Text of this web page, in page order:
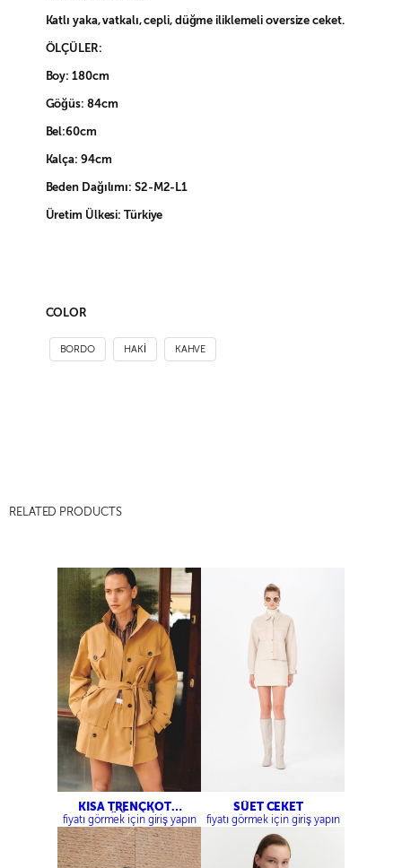
Katlı yaka, vatkalı, cepli, düğme iliklemeli oversize ceket.
ÖLÇÜLER:
Boy: 180cm
Göğüs: 84cm
Bel:60cm
Kalça: 94cm
Beden Dağılımı: S2-M2-L1
Üretim Ülkesi: Türkiye
COLOR
BORDO HAKİ KAHVE
RELATED PRODUCTS
KISA TRENÇKOT
CEKET-DÜĞMELİ ŞORT
ETEK
fiyatı görmek için giriş yapın
SÜET CEKET
fiyatı görmek için giriş yapın